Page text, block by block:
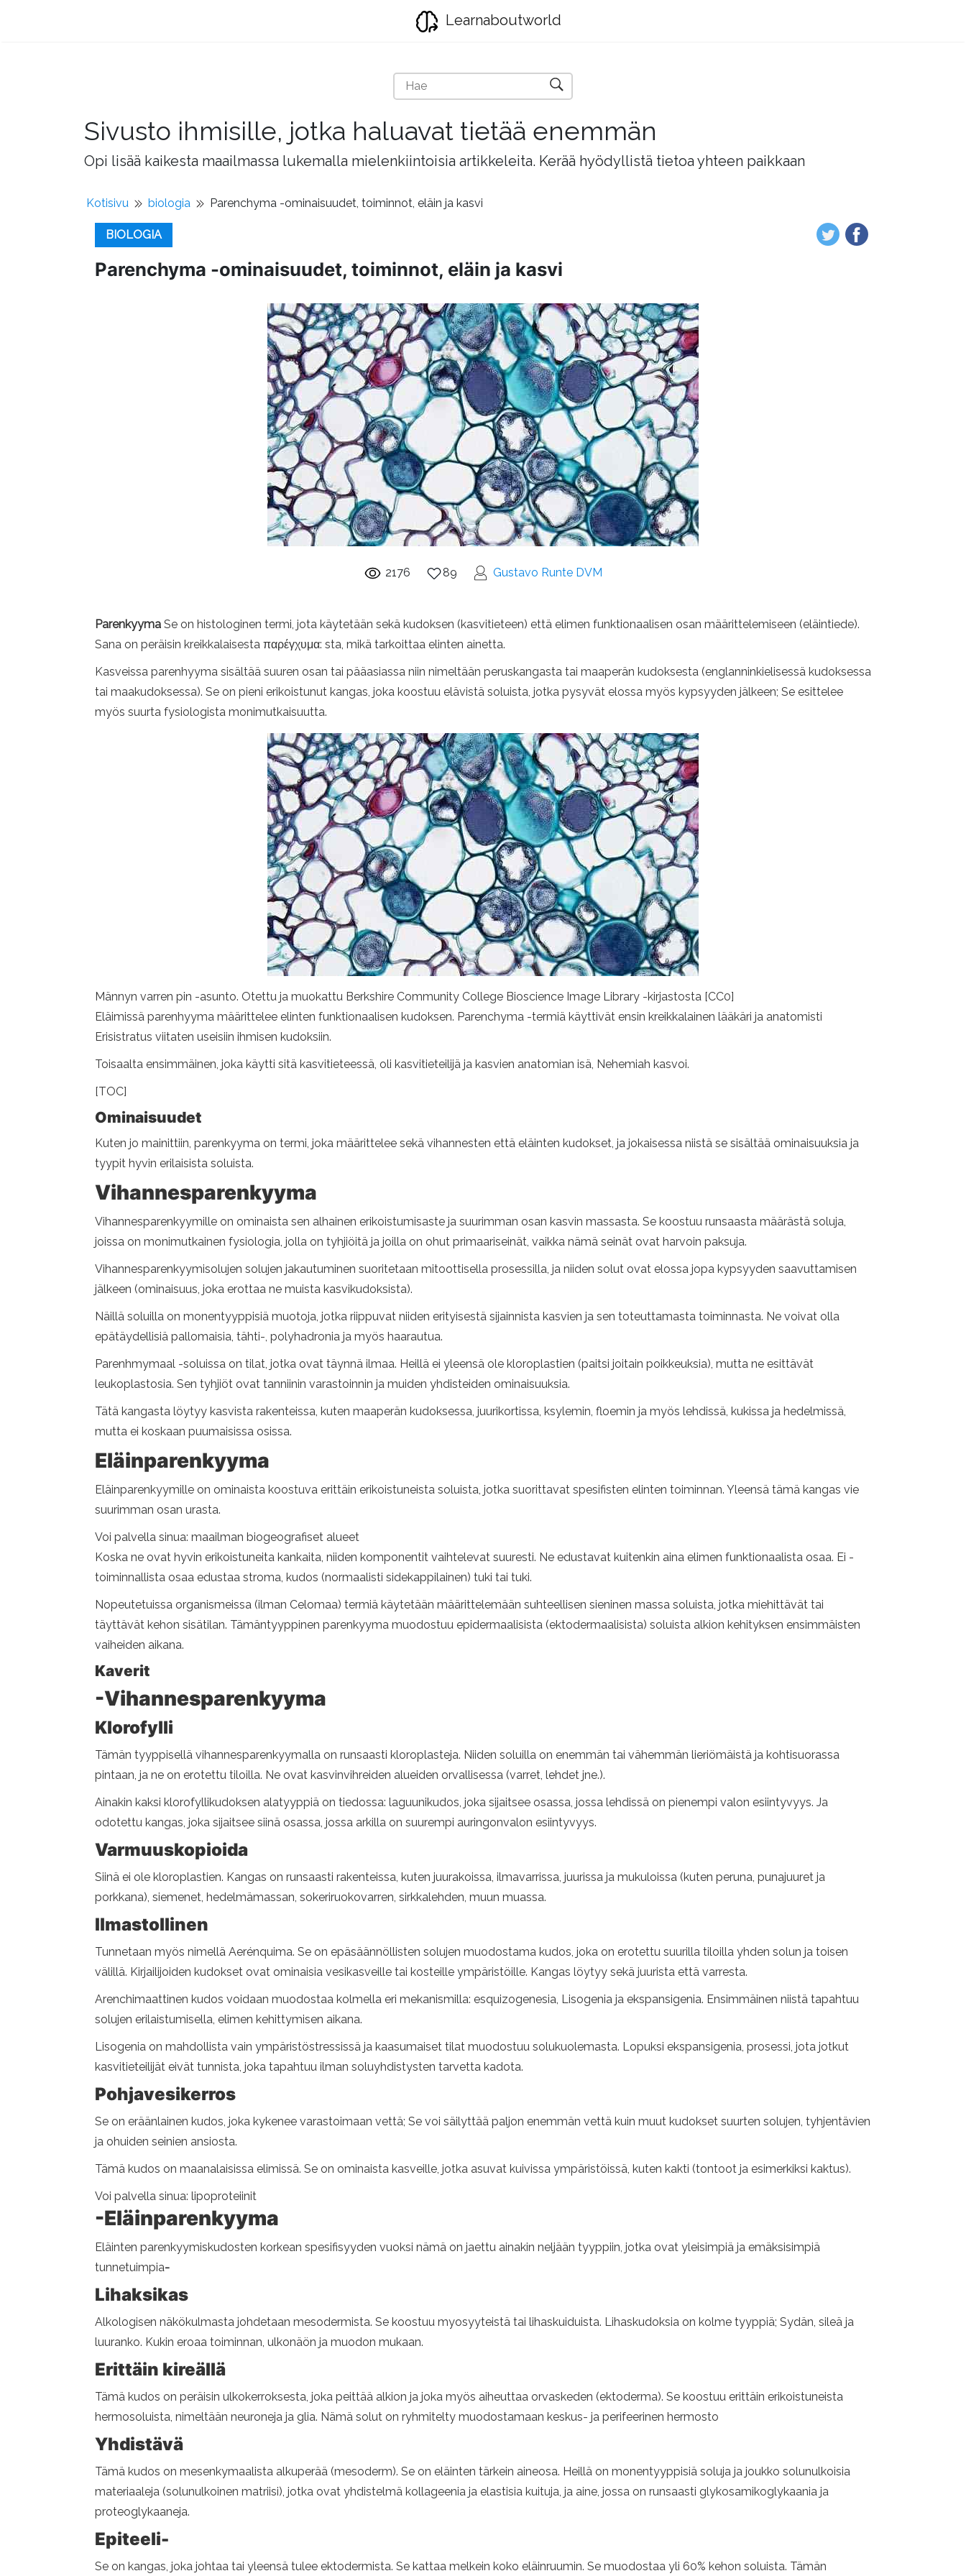
Learnaboutworld
Sivusto ihmisille, jotka haluavat tietää enemmän
Opi lisää kaikesta maailmassa lukemalla mielenkiintoisia artikkeleita. Kerää hyödyllistä tietoa yhteen paikkaan
Kotisivu biologia Parenchyma -ominaisuudet, toiminnot, eläin ja kasvi
BIOLOGIA
Parenchyma -ominaisuudet, toiminnot, eläin ja kasvi
2176 89 Gustavo Runte DVM
Parenkyyma Se on histologinen termi, jota käytetään sekä kudoksen (kasvitieteen) että elimen funktionaalisen osan määrittelemiseen (eläintiede).
Sana on peräisin kreikkalaisesta παρέγχυμα: sta, mikä tarkoittaa elinten ainetta.
Kasveissa parenhyyma sisältää suuren osan tai pääasiassa niin nimeltään peruskangasta tai maaperän kudoksesta (englanninkielisessä kudoksessa
tai maakudoksessa). Se on pieni erikoistunut kangas, joka koostuu elävistä soluista, jotka pysyvät elossa myös kypsyyden jälkeen; Se esittelee
myös suurta fysiologista monimutkaisuutta.
Männyn varren pin -asunto. Otettu ja muokattu Berkshire Community College Bioscience Image Library -kirjastosta [CC0]
Eläimissä parenhyyma määrittelee elinten funktionaalisen kudoksen. Parenchyma -termiä käyttivät ensin kreikkalainen lääkäri ja anatomisti
Erisistratus viitaten useisiin ihmisen kudoksiin.
Toisaalta ensimmäinen, joka käytti sitä kasvitieteessä, oli kasvitieteilijä ja kasvien anatomian isä, Nehemiah kasvoi.
[TOC]
Ominaisuudet
Kuten jo mainittiin, parenkyyma on termi, joka määrittelee sekä vihannesten että eläinten kudokset, ja jokaisessa niistä se sisältää ominaisuuksia ja
tyypit hyvin erilaisista soluista.
Vihannesparenkyyma
Vihannesparenkyymille on ominaista sen alhainen erikoistumisaste ja suurimman osan kasvin massasta. Se koostuu runsaasta määrästä soluja,
joissa on monimutkainen fysiologia, jolla on tyhjiöitä ja joilla on ohut primaariseinät, vaikka nämä seinät ovat harvoin paksuja.
Vihannesparenkyymisolujen solujen jakautuminen suoritetaan mitoottisella prosessilla, ja niiden solut ovat elossa jopa kypsyyden saavuttamisen
jälkeen (ominaisuus, joka erottaa ne muista kasvikudoksista).
Näillä soluilla on monentyyppisiä muotoja, jotka riippuvat niiden erityisestä sijainnista kasvien ja sen toteuttamasta toiminnasta. Ne voivat olla
epätäydellisiä pallomaisia, tähti-, polyhadronia ja myös haarautua.
Parenhmymaal -soluissa on tilat, jotka ovat täynnä ilmaa. Heillä ei yleensä ole kloroplastien (paitsi joitain poikkeuksia), mutta ne esittävät
leukoplastosia. Sen tyhjiöt ovat tanniinin varastoinnin ja muiden yhdisteiden ominaisuuksia.
Tätä kangasta löytyy kasvista rakenteissa, kuten maaperän kudoksessa, juurikortissa, ksylemin, floemin ja myös lehdissä, kukissa ja hedelmissä,
mutta ei koskaan puumaisissa osissa.
Eläinparenkyyma
Eläinparenkyymille on ominaista koostuva erittäin erikoistuneista soluista, jotka suorittavat spesifisten elinten toiminnan. Yleensä tämä kangas vie
suurimman osan urasta.
Voi palvella sinua: maailman biogeografiset alueet
Koska ne ovat hyvin erikoistuneita kankaita, niiden komponentit vaihtelevat suuresti. Ne edustavat kuitenkin aina elimen funktionaalista osaa. Ei -
toiminnallista osaa edustaa stroma, kudos (normaalisti sidekappilainen) tuki tai tuki.
Nopeutetuissa organismeissa (ilman Celomaa) termiä käytetään määrittelemään suhteellisen sieninen massa soluista, jotka miehittävät tai
täyttävät kehon sisätilan. Tämäntyyppinen parenkyyma muodostuu epidermaalisista (ektodermaalisista) soluista alkion kehityksen ensimmäisten
vaiheiden aikana.
Kaverit
-Vihannesparenkyyma
Klorofylli
Tämän tyyppisellä vihannesparenkyymalla on runsaasti kloroplasteja. Niiden soluilla on enemmän tai vähemmän lieriömäistä ja kohtisuorassa
pintaan, ja ne on erotettu tiloilla. Ne ovat kasvinvihreiden alueiden orvallisessa (varret, lehdet jne.).
Ainakin kaksi klorofyllikudoksen alatyyppiä on tiedossa: laguunikudos, joka sijaitsee osassa, jossa lehdissä on pienempi valon esiintyvyys. Ja
odotettu kangas, joka sijaitsee siinä osassa, jossa arkilla on suurempi auringonvalon esiintyvyys.
Varmuuskopioida
Siinä ei ole kloroplastien. Kangas on runsaasti rakenteissa, kuten juurakoissa, ilmavarrissa, juurissa ja mukuloissa (kuten peruna, punajuuret ja
porkkana), siemenet, hedelmämassan, sokeriruokovarren, sirkkalehden, muun muassa.
Ilmastollinen
Tunnetaan myös nimellä Aerénquima. Se on epäsäännöllisten solujen muodostama kudos, joka on erotettu suurilla tiloilla yhden solun ja toisen
välillä. Kirjailijoiden kudokset ovat ominaisia ​​vesikasveille tai kosteille ympäristöille. Kangas löytyy sekä juurista että varresta.
Arenchimaattinen kudos voidaan muodostaa kolmella eri mekanismilla: esquizogenesia, Lisogenia ja ekspansigenia. Ensimmäinen niistä tapahtuu
solujen erilaistumisella, elimen kehittymisen aikana.
Lisogenia on mahdollista vain ympäristöstressissä ja kaasumaiset tilat muodostuu solukuolemasta. Lopuksi ekspansigenia, prosessi, jota jotkut
kasvitieteilijät eivät tunnista, joka tapahtuu ilman soluyhdistysten tarvetta kadota.
Pohjavesikerros
Se on eräänlainen kudos, joka kykenee varastoimaan vettä; Se voi säilyttää paljon enemmän vettä kuin muut kudokset suurten solujen, tyhjentävien
ja ohuiden seinien ansiosta.
Tämä kudos on maanalaisissa elimissä. Se on ominaista kasveille, jotka asuvat kuivissa ympäristöissä, kuten kakti (tontoot ja esimerkiksi kaktus).
Voi palvella sinua: lipoproteiinit
-Eläinparenkyyma
Eläinten parenkyymiskudosten korkean spesifisyyden vuoksi nämä on jaettu ainakin neljään tyyppiin, jotka ovat yleisimpiä ja emäksisimpiä
tunnetuimpia-
Lihaksikas
Alkologisen näkökulmasta johdetaan mesodermista. Se koostuu myosyyteistä tai lihaskuiduista. Lihaskudoksia on kolme tyyppiä; Sydän, sileä ja
luuranko. Kukin eroaa toiminnan, ulkonäön ja muodon mukaan.
Erittäin kireällä
Tämä kudos on peräisin ulkokerroksesta, joka peittää alkion ja joka myös aiheuttaa orvaskeden (ektoderma). Se koostuu erittäin erikoistuneista
hermosoluista, nimeltään neuroneja ja glia. Nämä solut on ryhmitelty muodostamaan keskus- ja perifeerinen hermosto
Yhdistävä
Tämä kudos on mesenkymaalista alkuperää (mesoderm). Se on eläinten tärkein aineosa. Heillä on monentyyppisiä soluja ja joukko solunulkoisia
materiaaleja (solunulkoinen matriisi), jotka ovat yhdistelmä kollageenia ja elastisia kuituja, ja aine, jossa on runsaasti glykosamikoglykaania ja
proteoglykaaneja.
Epiteeli-
Se on kangas, joka johtaa tai yleensä tulee ektodermista. Se kattaa melkein koko eläinruumin. Se muodostaa yli 60% kehon soluista. Tämän